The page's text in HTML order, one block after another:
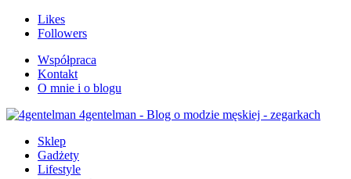
Likes
Followers
Współpraca
Kontakt
O mnie i o blogu
4gentelman - Blog o modzie męskiej - zegarkach
Sklep
Gadżety
Lifestyle